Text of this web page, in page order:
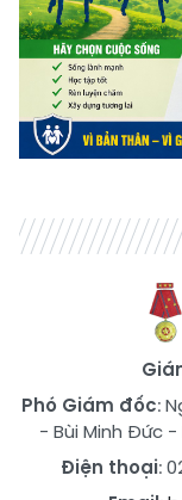
Phó Giám đốc:
- Bùi Minh Đức-
Điện thoại: